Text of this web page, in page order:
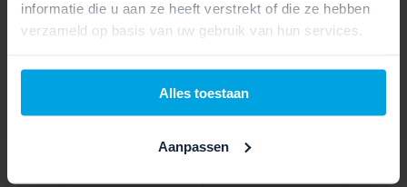
informatie die u aan ze heeft verstrekt of die ze hebben
verzameld op basis van uw gebruik van hun services.
Alles toestaan
Aanpassen
Type versnelling : Trekking Manual
Type shifters : Trekking
Verlichting voor : Mini 2